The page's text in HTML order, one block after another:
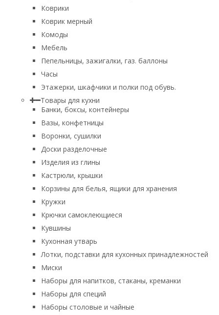
Коврики
Коврик мерный
Комоды
Мебель
Пепельницы, зажигалки, газ. баллоны
Часы
Этажерки, шкафчики и полки под обувь.
Товары для кухни
Банки, боксы, контейнеры
Вазы, конфетницы
Воронки, сушилки
Доски разделочные
Изделия из глины
Кастрюли, крышки
Корзины для белья, ящики для хранения
Кружки
Крючки самоклеющиеся
Кувшины
Кухонная утварь
Лотки, подставки для кухонных принадлежностей
Миски
Наборы для напитков, стаканы, креманки
Наборы для специй
Наборы столовые и чайные